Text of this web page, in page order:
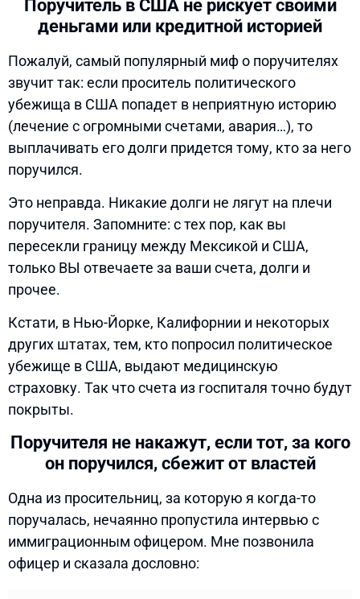
Поручитель в США не рискует своими
деньгами или кредитной историей
Пожалуй, самый популярный миф о поручителях
звучит так: если проситель политического
убежища в США попадет в неприятную историю
(лечение с огромными счетами, авария…), то
выплачивать его долги придется тому, кто за него
поручился.
Это неправда. Никакие долги не лягут на плечи
поручителя. Запомните: с тех пор, как вы
пересекли границу между Мексикой и США,
только ВЫ отвечаете за ваши счета, долги и
прочее.
Кстати, в Нью-Йорке, Калифорнии и некоторых
других штатах, тем, кто попросил политическое
убежище в США, выдают медицинскую
страховку. Так что счета из госпиталя точно будут
покрыты.
Поручителя не накажут, если тот, за кого
он поручился, сбежит от властей
Одна из просительниц, за которую я когда-то
поручалась, нечаянно пропустила интервью с
иммиграционным офицером. Мне позвонила
офицер и сказала дословно: